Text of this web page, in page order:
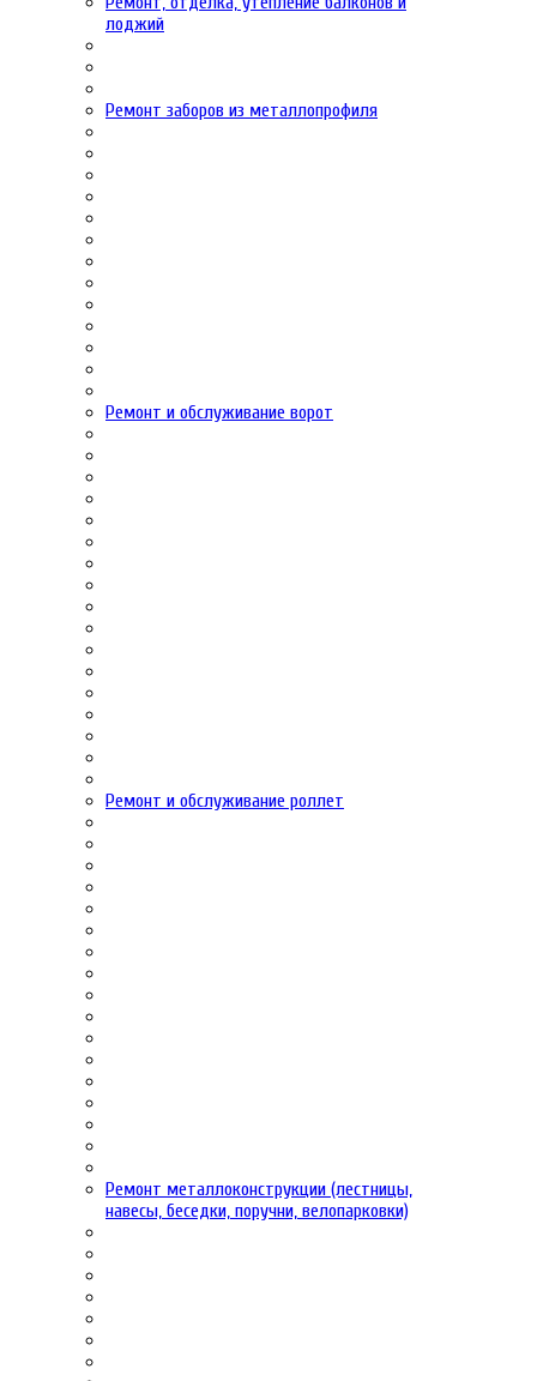
лоджий
Ремонт заборов из металлопрофиля
Ремонт и обслуживание ворот
Ремонт и обслуживание роллет
Ремонт металлоконструкции (лестницы,
навесы, беседки, поручни, велопарковки)